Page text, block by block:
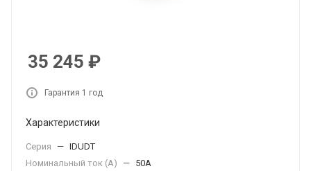
35 245 ₽
Гарантия 1 год
Характеристики
Серия — IDUDT
Номинальный ток (А)
— 50А